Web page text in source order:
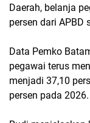
Daerah, belanja
persen dari APBD
Data Pemko
pegawai terus
menjadi 37,10
persen pada 2026.